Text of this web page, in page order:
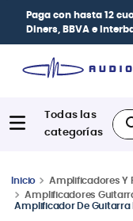
12 cuotas sin
e Interbank
Amplificadores Y
Amplificadores
Amplificador De Guitarra